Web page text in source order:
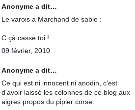
Anonyme a dit…
Le varois a Marchand de sable :
C çà casse toi !
09 février, 2010
Anonyme a dit…
Ce qui est ni innocent ni anodin, c'est
d'avoir laissé les colonnes de ce blog aux
aigres propos du pipier corse.